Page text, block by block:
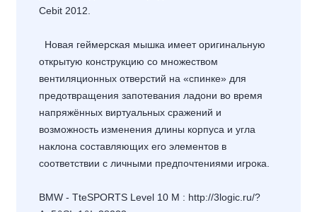
Cebit 2012.
Новая геймерская мышка имеет оригинальную
открытую конструкцию со множеством
вентиляционных отверстий на «спинке» для
предотвращения запотевания ладони во время
напряжённых виртуальных сражений и
возможность изменения длины корпуса и угла
наклона составляющих его элементов в
соответствии с личными предпочтениями игрока.
BMW - TteSPORTS Level 10 M : http://3logic.ru/?